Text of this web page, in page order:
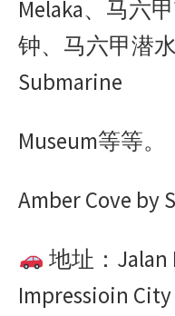
Melaka、马六
钟、马六甲潜
Submarine
Museum等等。
Amber Cove by
地址：Jalan
Impressioin City